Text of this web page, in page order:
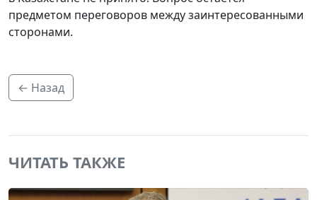
предметом переговоров между заинтересованными
сторонами.
← Назад
ЧИТАТЬ ТАКЖЕ